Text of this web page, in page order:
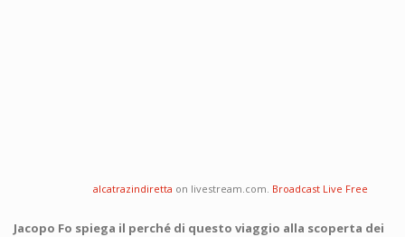
alcatrazindiretta on livestream.com. Broadcast Live Free
Jacopo Fo spiega il perché di questo viaggio alla scoperta dei